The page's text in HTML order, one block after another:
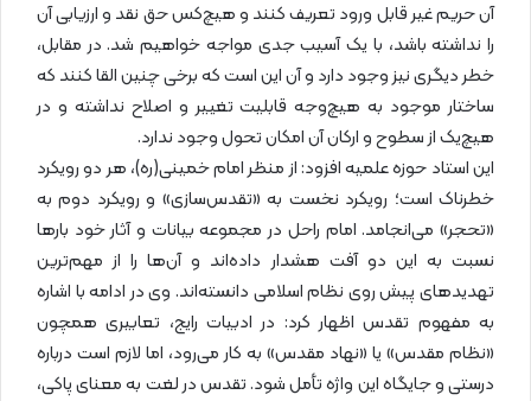
آن حریم غیر قابل ورود تعریف کنند و هیچ‌کس حق نقد و ارزیابی آن
را نداشته باشد، با یک آسیب جدی مواجه خواهیم شد. در مقابل،
خطر دیگری نیز وجود دارد و آن این است که برخی چنین القا کنند که
ساختار موجود به هیچ‌وجه قابلیت تغییر و اصلاح نداشته و در
هیچ‌یک از سطوح و ارکان آن امکان تحول وجود ندارد.
این استاد حوزه علمیه افزود: از منظر امام خمینی(ره)، هر دو رویکرد
خطرناک است؛ رویکرد نخست به «تقدس‌سازی» و رویکرد دوم به
«تحجر» می‌انجامد. امام راحل در مجموعه بیانات و آثار خود بارها
نسبت به این دو آفت هشدار داده‌اند و آن‌ها را از مهم‌ترین
تهدیدهای پیش روی نظام اسلامی دانسته‌اند. وی در ادامه با اشاره
به مفهوم تقدس اظهار کرد: در ادبیات رایج، تعابیری همچون
«نظام مقدس» یا «نهاد مقدس» به کار می‌رود، اما لازم است درباره
درستی و جایگاه این واژه تأمل شود. تقدس در لغت به معنای پاکی،